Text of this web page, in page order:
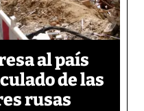
al país
de las
rusas